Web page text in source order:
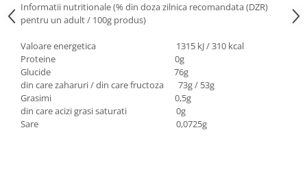
Informatii nutritionale (% din doza zilnica recomandata (DZR)
pentru un adult / 100g produs)
Valoare energetica 1315 kJ / 310 kcal
Proteine 0g
Glucide 76g
din care zaharuri / din care fructoza 73g / 53g
Grasimi 0,5g
din care acizi grasi saturati 0g
Sare 0,0725g